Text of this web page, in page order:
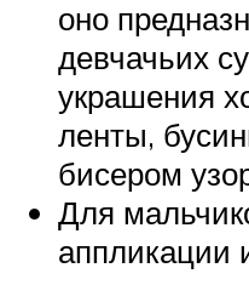
оно
девчачьих
украшения
ленты,
бисером
Для
аппликации